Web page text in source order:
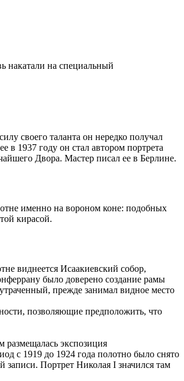
накатали на специальный
своего таланта он нередко получал
1937 году он стал автором портрета
Двора. Мастер писал ее в Берлине.
именно на вороном коне: подобных
кирасой.
виднеется Исаакиевский собор,
было доверено создание рамы
прежде занимал видное место
позволяющие предположить, что
экспозиция
с 1919 до 1924 года полотно было снято
Портрет Николая I значился там